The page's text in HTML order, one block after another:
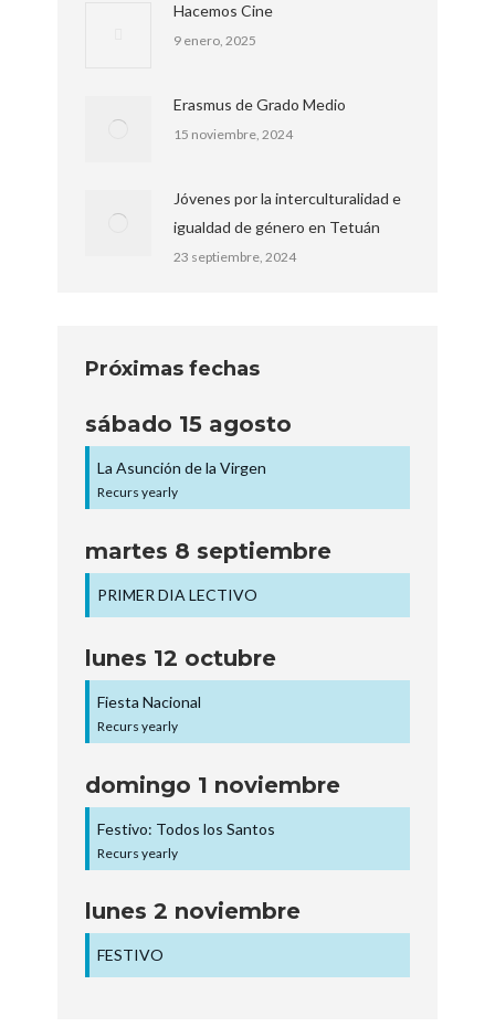
Hacemos Cine
9 enero, 2025
Erasmus de Grado Medio
15 noviembre, 2024
Jóvenes por la interculturalidad e
igualdad de género en Tetuán
23 septiembre, 2024
Próximas fechas
sábado 15 agosto
La Asunción de la Virgen
Recurs yearly
martes 8 septiembre
PRIMER DIA LECTIVO
lunes 12 octubre
Fiesta Nacional
Recurs yearly
domingo 1 noviembre
Festivo: Todos los Santos
Recurs yearly
lunes 2 noviembre
FESTIVO